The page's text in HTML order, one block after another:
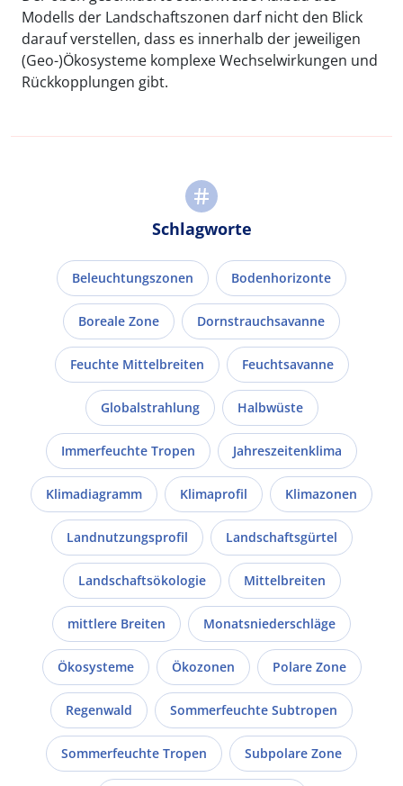
Modells der Landschaftszonen darf nicht den Blick
darauf verstellen, dass es innerhalb der jeweiligen
(Geo-)Ökosysteme komplexe Wechselwirkungen und
Rückkopplungen gibt.
Schlagworte
Beleuchtungszonen Bodenhorizonte
Boreale Zone Dornstrauchsavanne
Feuchte Mittelbreiten Feuchtsavanne
Globalstrahlung Halbwüste
Immerfeuchte Tropen Jahreszeitenklima
Klimadiagramm Klimaprofil Klimazonen
Landnutzungsprofil Landschaftsgürtel
Landschaftsökologie Mittelbreiten
mittlere Breiten Monatsniederschläge
Ökosysteme Ökozonen Polare Zone
Regenwald Sommerfeuchte Subtropen
Sommerfeuchte Tropen Subpolare Zone